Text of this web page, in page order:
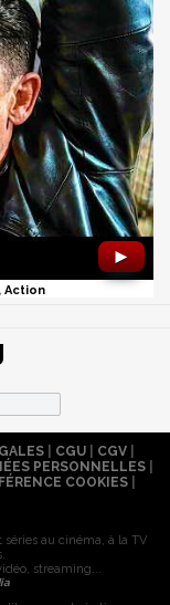
►
Action
| CGU| CGV|
PERSONNELLES
COOKIES
au cinéma, à la TV
streaming...